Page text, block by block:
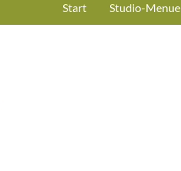
Start Studio-Menue